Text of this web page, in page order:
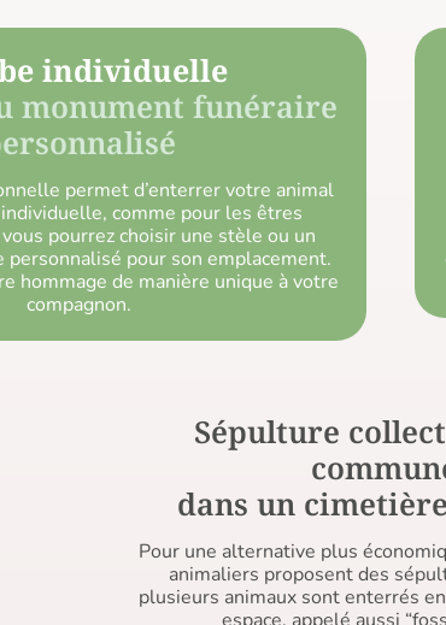
individuelle
monument funéraire
permet d’enterrer votre animal
comme pour les êtres
pourrez choisir une stèle ou un
pour son emplacement.
hommage de manière unique à votre
compagnon.
Sépulture
dans un
Pour une alternative plus
animaliers proposent des
plusieurs animaux sont enterrés